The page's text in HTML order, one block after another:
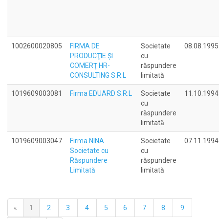
1002600020805
FIRMA DE
PRODUCŢIE ŞI
COMERŢ HR-
CONSULTING S.R.L
Societate
cu
răspundere
limitată
08.08.1995
1019609003081 Firma EDUARD S.R.L
Societate
cu
răspundere
limitată
11.10.1994
1019609003047
Firma NINA
Societate cu
Răspundere
Limitată
Societate
cu
răspundere
limitată
07.11.1994
« 1 2 3 4 5 6 7 8 9